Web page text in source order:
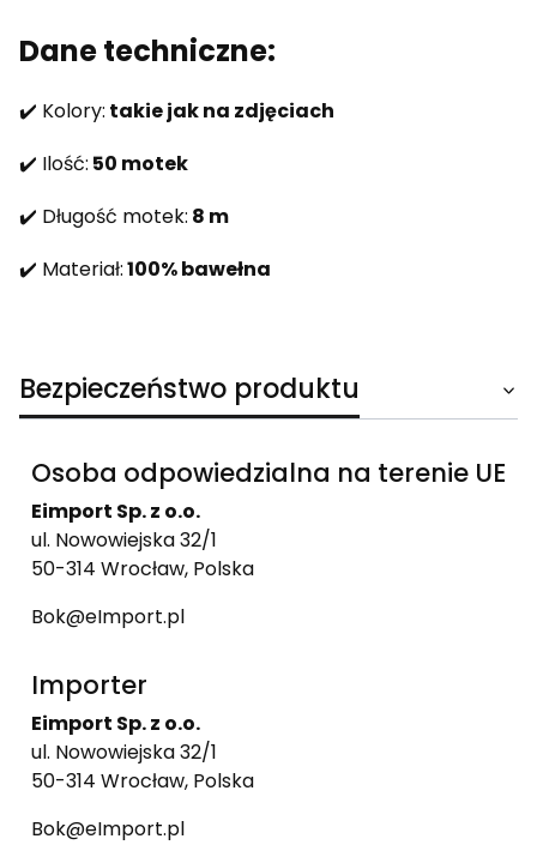
Dane techniczne:
✔️ Kolory: takie jak na zdjęciach
✔️ Ilość: 50 motek
✔️ Długość motek: 8 m
✔️ Materiał:100% bawełna
Bezpieczeństwo produktu
Osoba odpowiedzialna na terenie UE
Eimport Sp. z o.o.
ul. Nowowiejska 32/1
50-314 Wrocław, Polska
Bok@eImport.pl
Importer
Eimport Sp. z o.o.
ul. Nowowiejska 32/1
50-314 Wrocław, Polska
Bok@eImport.pl